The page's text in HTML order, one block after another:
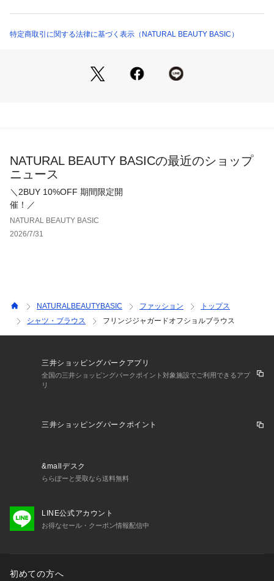
＜詳細＞
透け感・あり / 光沢・なし / 伸縮性・なし
商品番号：1100700000163 （モール）
特定商取引に関する法律に基づく表示（NATURAL BEAUTY BASIC）
NATURAL BEAUTY BASICの最近のショップ
ニュース
＼2BUY 10%OFF 期間限定開
催！／
NATURAL BEAUTY BASIC
2026/7/31
NATURALBEAUTYBASIC ファッション
トップス
シャツ・ブラウス
フリンジジャガードオフショルブラウス
三井ショッピングパークアプリ
全国の三井ショッピングパークポイント対象施設でご利用できるアプ
リ
三井ショッピングパークポイント
&mallデスク
ららぽーと受取なら送料無料
LINE公式アカウント
お得なセール・クーポン情報配信中
初めての方へ